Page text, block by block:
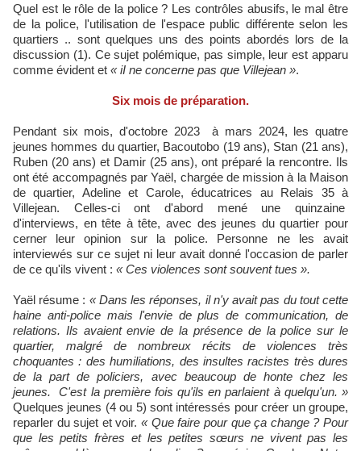
Quel est le rôle de la police ? Les contrôles abusifs, le mal être
de la police, l'utilisation de l'espace public différente selon les
quartiers .. sont quelques uns des points abordés lors de la
discussion (1). Ce sujet polémique, pas simple, leur est apparu
comme évident et « iI ne concerne pas que Villejean ».
Six mois de préparation.
Pendant six mois, d'octobre 2023 à mars 2024, les quatre
jeunes hommes du quartier, Bacoutobo (19 ans), Stan (21 ans),
Ruben (20 ans) et Damir (25 ans), ont préparé la rencontre. Ils
ont été accompagnés par Yaël, chargée de mission à la Maison
de quartier, Adeline et Carole, éducatrices au Relais 35 à
Villejean. Celles-ci ont d'abord mené une quinzaine
d'interviews, en tête à tête, avec des jeunes du quartier pour
cerner leur opinion sur la police. Personne ne les avait
interviewés sur ce sujet ni leur avait donné l'occasion de parler
de ce qu'ils vivent : « Ces violences sont souvent tues ».
Yaël résume : « Dans les réponses, il n'y avait pas du tout cette
haine anti-police mais l'envie de plus de communication, de
relations. Ils avaient envie de la présence de la police sur le
quartier, malgré de nombreux récits de violences très
choquantes : des humiliations, des insultes racistes très dures
de la part de policiers, avec beaucoup de honte chez les
jeunes. C'est la première fois qu'ils en parlaient à quelqu'un. »
Quelques jeunes (4 ou 5) sont intéressés pour créer un groupe,
reparler du sujet et voir.« Que faire pour que ça change ? Pour
que les petits frères et les petites sœurs ne vivent pas les